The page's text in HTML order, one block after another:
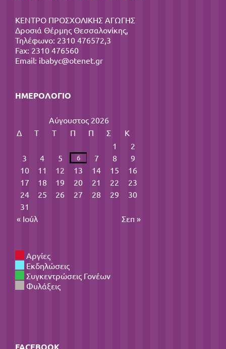
ΚΕΝΤΡΟ ΠΡΟΣΧΟΛΙΚΗΣ ΑΓΩΓΗΣ
Δροσιά Θέρμης Θεσσαλονίκης,
Τηλέφωνο: 2310 476572,3
Fax: 2310 476560
Email: ibabyc@otenet.gr
ΗΜΕΡΟΛΌΓΙΟ
Αύγουστος 2026
Δ
Τ Τ Π Π Σ
Κ
1
2
3
4 5 6 7 8
9
10
11 12 13 14 15
16
17
18 19 20 21 22
23
24
25 26 27 28 29
30
31
« Ιούλ
Σεπ »
Αργίες
Εκδηλώσεις
Συγκεντρώσεις Γονέων
Φυλάξεις
FACEBOOK